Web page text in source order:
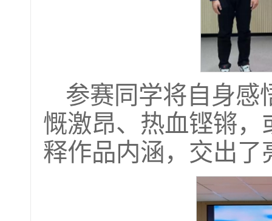
参赛同学将自身感
慨激昂、热血铿锵
释作品内涵，交出了